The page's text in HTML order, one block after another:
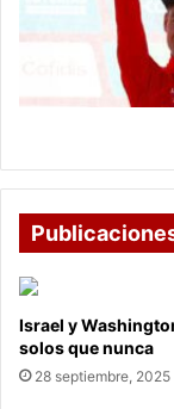
Vuelta
Israel y
solos que nunca
28 septiembre, 2025